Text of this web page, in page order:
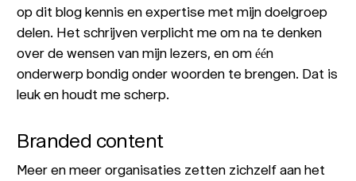
op dit blog kennis en expertise met mijn doelgroep
delen. Het schrijven verplicht me om na te denken
over de wensen van mijn lezers, en om één
onderwerp bondig onder woorden te brengen. Dat is
leuk en houdt me scherp.
Branded content
Meer en meer organisaties zetten zichzelf aan het